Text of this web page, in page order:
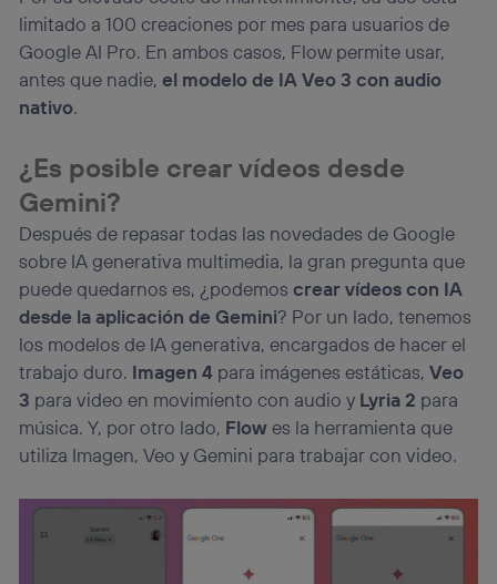
limitado a 100 creaciones por mes para usuarios de
Google AI Pro. En ambos casos, Flow permite usar,
antes que nadie,el modelo de IA Veo 3 con audio
nativo.
¿Es posible crear vídeos desde
Gemini?
Después de repasar todas las novedades de Google
sobre IA generativa multimedia, la gran pregunta que
puede quedarnos es, ¿podemoscrear vídeos con IA
desde la aplicación de Gemini? Por un lado, tenemos
los modelos de IA generativa, encargados de hacer el
trabajo duro. Imagen 4 para imágenes estáticas,Veo
3 para video en movimiento con audio y Lyria 2 para
música. Y, por otro lado, Flowes la herramienta que
utiliza Imagen, Veo y Gemini para trabajar con video.